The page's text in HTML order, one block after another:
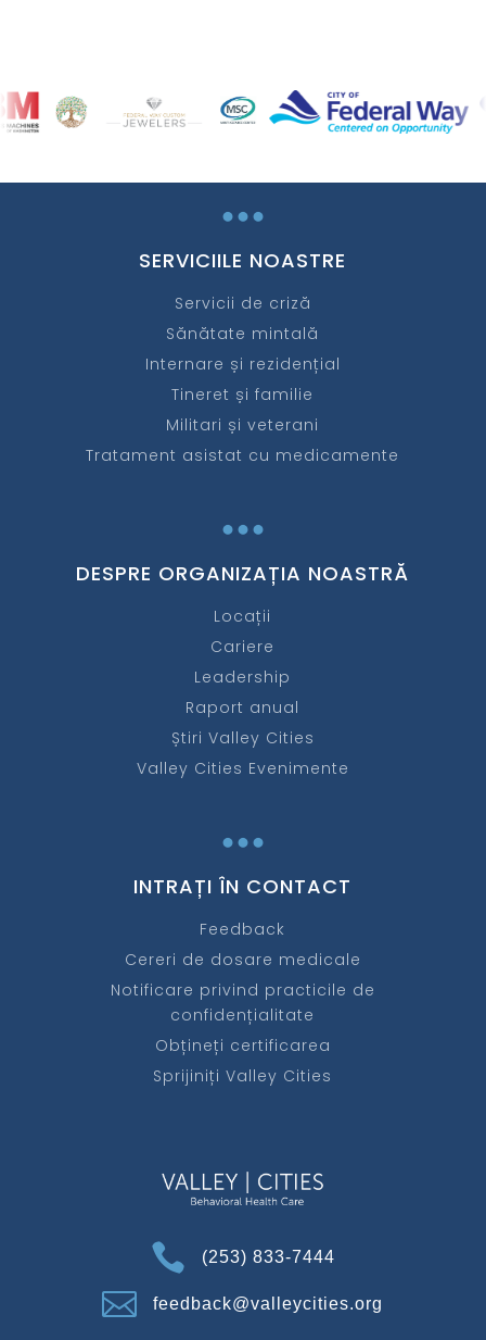
...
SERVICIILE NOASTRE
Servicii de criză
Sănătate mintală
Internare și rezidențial
Tineret și familie
Militari și veterani
Tratament asistat cu medicamente
...
DESPRE ORGANIZAȚIA NOASTRĂ
Locații
Cariere
Leadership
Raport anual
Știri Valley Cities
Valley Cities Evenimente
...
INTRAȚI ÎN CONTACT
Feedback
Cereri de dosare medicale
Notificare privind practicile de
confidențialitate
Obțineți certificarea
Sprijiniți Valley Cities
 (253) 833-7444
 feedback@valleycities.org